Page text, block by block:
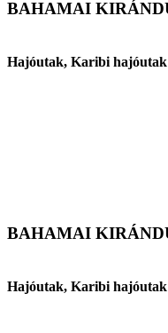
BAHAMAI
Hajóutak, Karibi hajóutak
BAHAMAI
Hajóutak, Karibi hajóutak